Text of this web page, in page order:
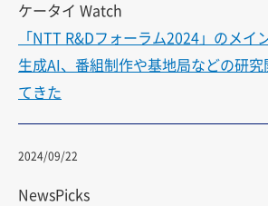
ケータイ Watch
「NTT R&Dフォーラム2024」のメイ
生成AI、番組制作や基地局などの研
てきた
2024/09/22
NewsPicks